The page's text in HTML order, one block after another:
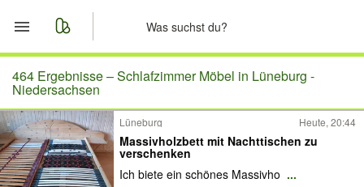
Start
Merkliste
Nachrichten
464 Ergebnisse –Schlafzimmer Möbel in Lüneburg -
Niedersachsen
Lüneburg Heute, 20:44
Massivholzbett mit Nachttischen zu
verschenken
Ich biete ein schönes Massivho ...